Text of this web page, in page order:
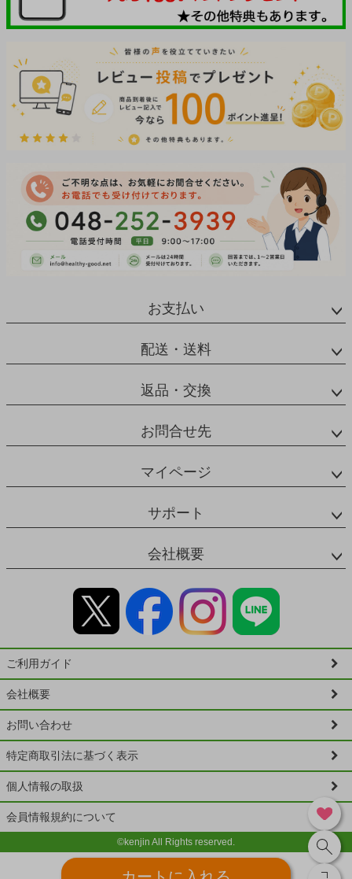
お支払い
配送・送料
返品・交換
お問合せ先
マイページ
サポート
会社概要
ご利用ガイド
会社概要
お問い合わせ
特定商取引法に基づく表示
個人情報の取扱
会員情報規約について
©kenjin All Rights reserved.